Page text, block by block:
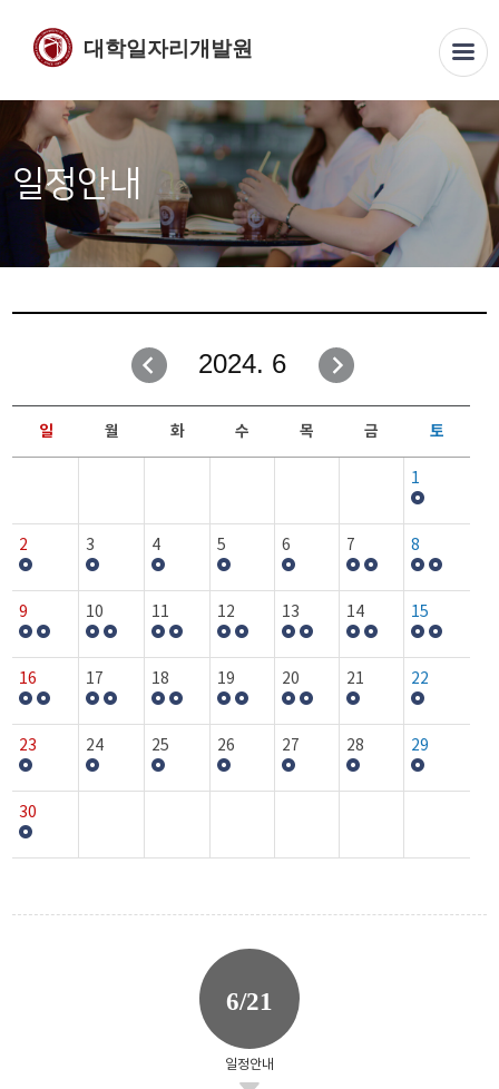
대학일자리개발원
일정안내
2024. 6
일 월 화 수 목 금 토
1
2 3 4 5 6 7 8
9 10 11 12 13 14 15
16 17 18 19 20 21 22
23 24 25 26 27 28 29
30
6/21
일정안내